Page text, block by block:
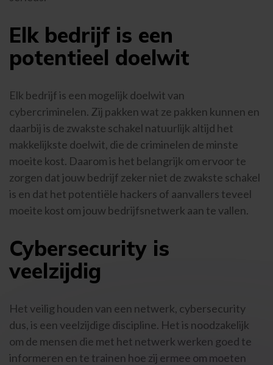
Elk bedrijf is een
potentieel doelwit
Elk bedrijf is een mogelijk doelwit van
cybercriminelen. Zij pakken wat ze pakken kunnen en
daarbij is de zwakste schakel natuurlijk altijd het
makkelijkste doelwit, die de criminelen de minste
moeite kost. Daarom is het belangrijk om ervoor te
zorgen dat jouw bedrijf zeker niet de zwakste schakel
is en dat het potentiële hackers of aanvallers teveel
moeite kost om jouw bedrijfsnetwerk aan te vallen.
Cybersecurity is
veelzijdig
Het veilig houden van een netwerk, cybersecurity
dus, is een veelzijdige discipline. Het is noodzakelijk
om de mensen die met het netwerk werken goed te
informeren en te trainen hoe zij ermee om moeten